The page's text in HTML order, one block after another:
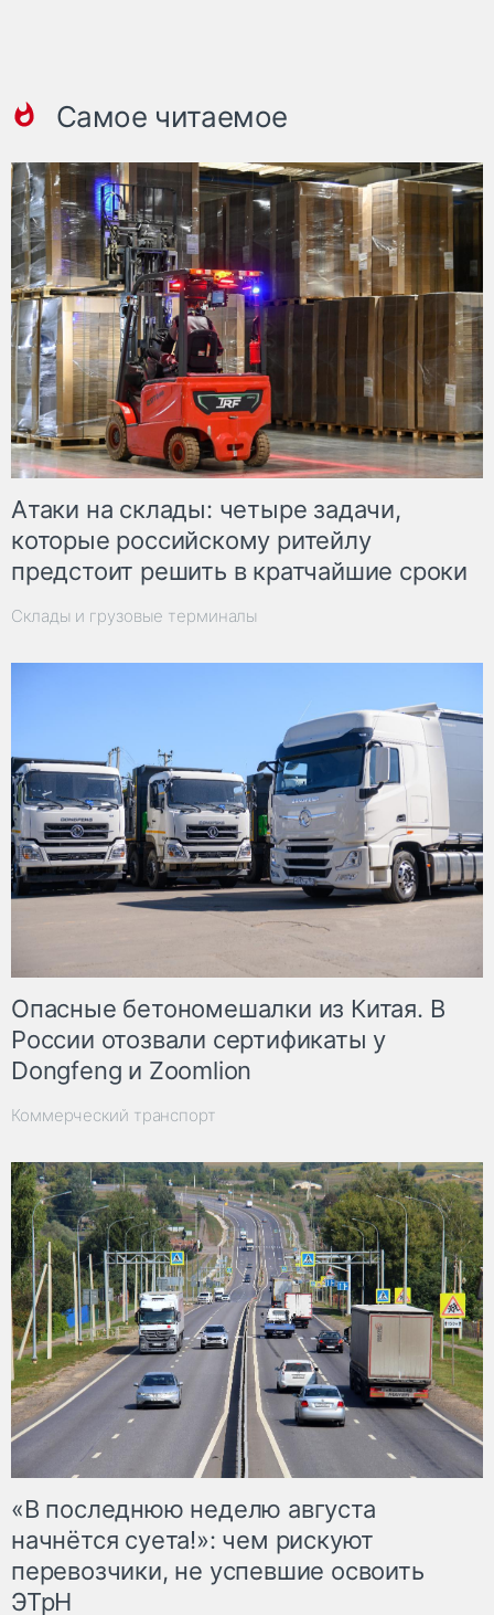
Самое читаемое
Атаки на склады: четыре задачи,
которые российскому ритейлу
предстоит решить в кратчайшие сроки
Склады и грузовые терминалы
Опасные бетономешалки из Китая. В
России отозвали сертификаты у
Dongfeng и Zoomlion
Коммерческий транспорт
«В последнюю неделю августа
начнётся суета!»: чем рискуют
перевозчики, не успевшие освоить
ЭТрН